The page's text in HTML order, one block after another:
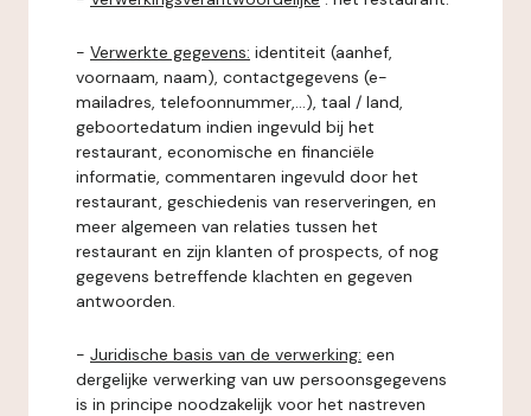
- Verwerkte gegevens: identiteit (aanhef,
voornaam, naam), contactgegevens (e-
mailadres, telefoonnummer,...), taal / land,
geboortedatum indien ingevuld bij het
restaurant, economische en financiële
informatie, commentaren ingevuld door het
restaurant, geschiedenis van reserveringen, en
meer algemeen van relaties tussen het
restaurant en zijn klanten of prospects, of nog
gegevens betreffende klachten en gegeven
antwoorden.
- Juridische basis van de verwerking: een
dergelijke verwerking van uw persoonsgegevens
is in principe noodzakelijk voor het nastreven